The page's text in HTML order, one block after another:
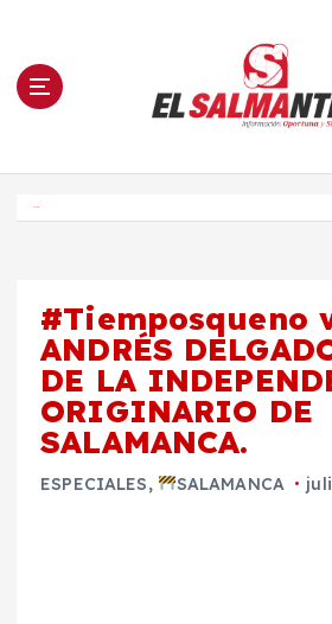
n El Salmantino -
#Tiemposqueno
ANDRÉS
DE LA
ORIGINARIO DE
SALAMANCA.
ESPECIALES, SALAMANCA